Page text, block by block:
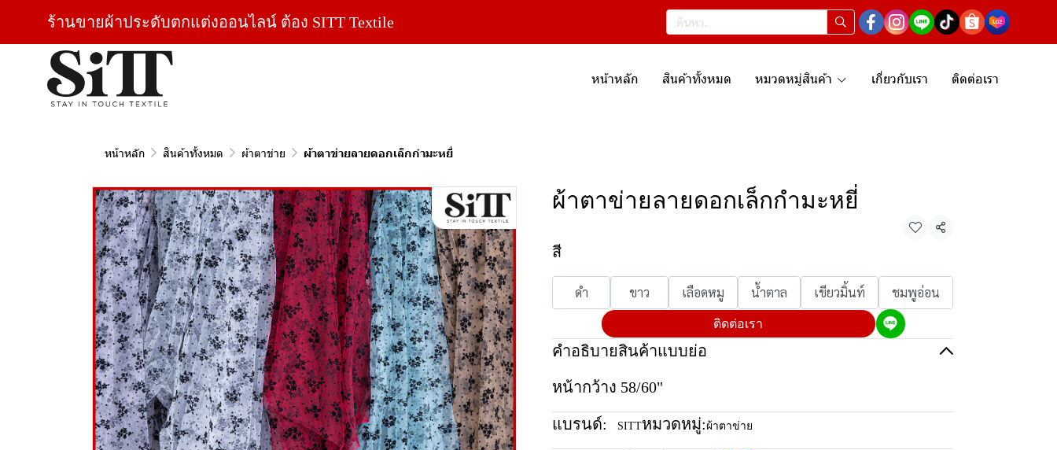
ร้านขายผ้าประดับตกแต่งออนไลน์ ต้อง SITT Textile
หน้าหลัก สินค้าทั้งหมด หมวดหมู่สินค้า เกี่ยวกับเรา ติดต่อเรา
หน้าหลัก สินค้าทั้งหมด ผ้าตาข่าย ผ้าตาข่ายลายดอกเล็กกำมะหยี่
ผ้าตาข่ายลายดอกเล็กกำมะหยี่
แชร์
สี
ดำ ขาว เลือดหมู น้ำตาล เขียวมิ้นท์ ชมพูอ่อน
ติดต่อเรา
คำอธิบายสินค้าแบบย่อ
หน้ากว้าง 58/60"
แบรนด์: SITTหมวดหมู่: ผ้าตาข่าย